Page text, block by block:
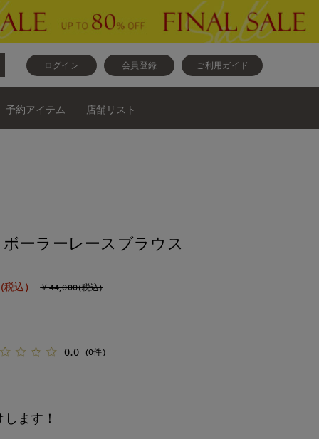
ログイン 会員登録 ご利用ガイド
予約アイテム 店舗リスト
ボーラーレースブラウス
(税込) ￥44,000(税込)
0.0
(0件)
ます！